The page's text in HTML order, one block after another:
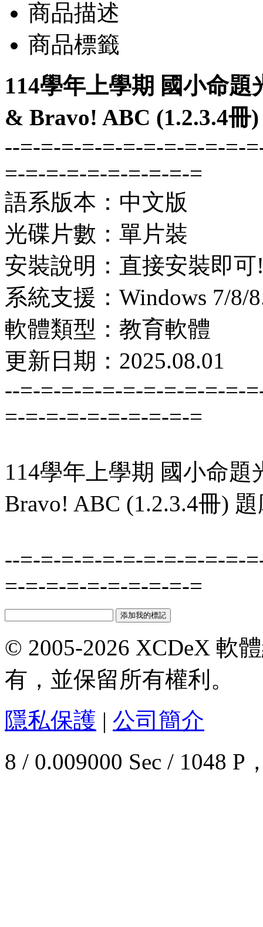
商品描述
商品標籤
114學年上學期 國小命
& Bravo! ABC (1.2.3.4冊
--=-=-=-=-=-=-=-=-=-=-=-
=-=-=-=-=-=-=-=-=-=
語系版本：中文版
光碟片數：單片裝
安裝說明：直接安裝即可
系統支援：Windows 7/8/
軟體類型：教育軟體
更新日期：2025.08.01
--=-=-=-=-=-=-=-=-=-=-=-
=-=-=-=-=-=-=-=-=-=
114學年上學期 國小命題
Bravo! ABC (1.2.3.4冊)
--=-=-=-=-=-=-=-=-=-=-=-
=-=-=-=-=-=-=-=-=-=
© 2005-2026 XCDeX 軟
有，並保留所有權利。
隱私保護 | 公司簡介
8 / 0.009000 Sec / 1048